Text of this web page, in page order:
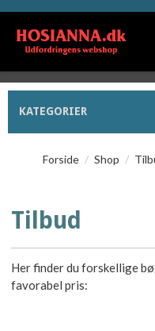
KATEGORIER
Forside / Shop /
Tilbud
Her finder du forskellige
favorabel pris: